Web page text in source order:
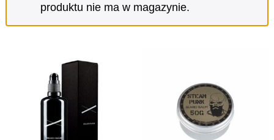
produktu nie ma w magazynie.